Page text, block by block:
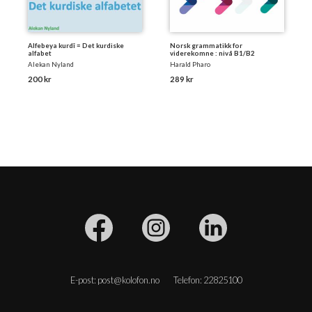
Alfebeya kurdî = Det kurdiske
alfabet
Alekan Nyland
200 kr
Norsk grammatikk for
viderekomne : nivå B1/B2
Harald Pharo
289 kr
E-post: post@kolofon.no Telefon: 22825100